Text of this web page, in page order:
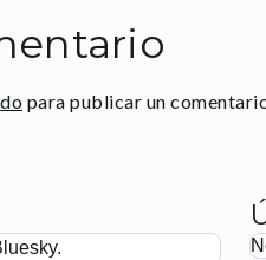
para publicar un